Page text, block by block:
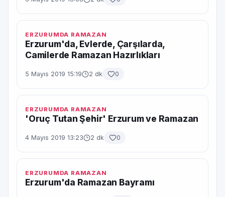
ERZURUMDA RAMAZAN
Erzurum'da, Evlerde, Çarşılarda,
Camilerde Ramazan Hazırlıkları
5 Mayıs 2019 15:19 2 dk 0
ERZURUMDA RAMAZAN
'Oruç Tutan Şehir' Erzurum ve Ramazan
4 Mayıs 2019 13:23 2 dk 0
ERZURUMDA RAMAZAN
Erzurum'da Ramazan Bayramı